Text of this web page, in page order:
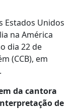
Estados Unidos
na América
dia 22 de
(CCB), em
da cantora
de